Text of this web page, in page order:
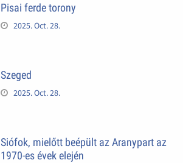
Pisai ferde torony
2025. Oct. 28.
Szeged
2025. Oct. 28.
Siófok, mielőtt beépült az Aranypart az
1970-es évek elején